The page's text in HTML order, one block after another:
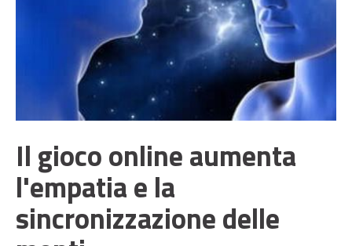
Il gioco online aumenta
l'empatia e la
sincronizzazione delle